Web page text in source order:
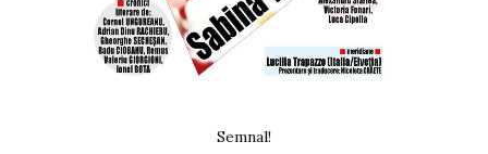
Semnal!